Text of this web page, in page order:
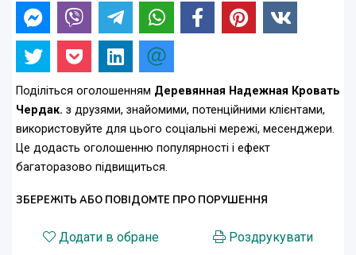
Поділіться оголошенням Деревянная Надежная Кровать
Чердак. з друзями, знайомими, потенційними клієнтами,
використовуйте для цього соціальні мережі, месенджери.
Це додасть оголошенню популярності і ефект
багаторазово підвищиться.
ЗБЕРЕЖІТЬ АБО ПОВІДОМТЕ ПРО ПОРУШЕННЯ
Додати в обране
Роздрукувати